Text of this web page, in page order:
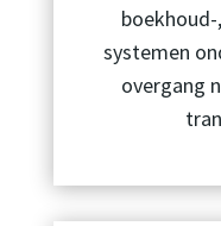
boekhoud-
systemen
overgang